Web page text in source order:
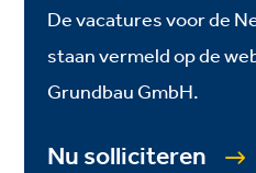
De vacatures voor de
staan vermeld op de
Grundbau GmbH.
Nu solliciteren